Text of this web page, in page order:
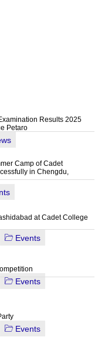
Results 2025
Petaro
Camp of Cadet
in Chengdu,
at Cadet College
Events
Events
Events